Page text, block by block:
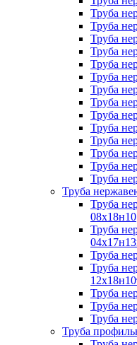
Труба
Труба
Труба
Труба
Труба
Труба
Труба
Труба
Труба
Труба
Труба
Труба
Труба
Труба
Труба
Труба
08х18н10
Труба
Труба
Труба
Труба
Труба
Труба
Труба